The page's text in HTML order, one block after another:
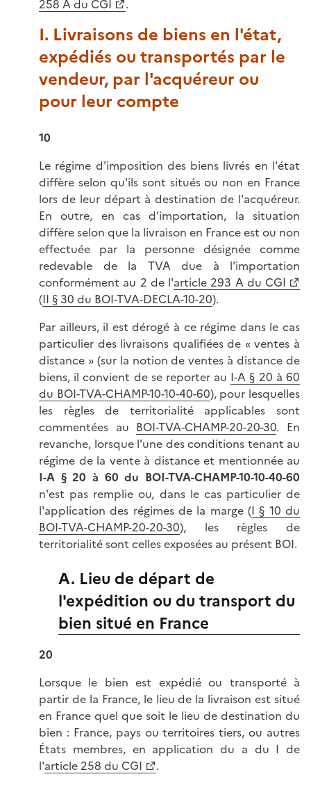
258 A du CGI .
I. Livraisons de biens en l'état,
expédiés ou transportés par le
vendeur, par l'acquéreur ou
pour leur compte
10
Le régime d'imposition des biens livrés en l'état
diffère selon qu'ils sont situés ou non en France
lors de leur départ à destination de l'acquéreur.
En outre, en cas d'importation, la situation
diffère selon que la livraison en France est ou non
effectuée par la personne désignée comme
redevable de la TVA due à l'importation
conformément au 2 de l'article 293 A du CGI
(II § 30 du BOI-TVA-DECLA-10-20).
Par ailleurs, il est dérogé à ce régime dans le cas
particulier des livraisons qualifiées de « ventes à
distance » (sur la notion de ventes à distance de
biens, il convient de se reporter au I-A § 20 à 60
du BOI-TVA-CHAMP-10-10-40-60), pour lesquelles
les règles de territorialité applicables sont
commentées au BOI-TVA-CHAMP-20-20-30. En
revanche, lorsque l'une des conditions tenant au
régime de la vente à distance et mentionnée au
I-A § 20 à 60 du BOI-TVA-CHAMP-10-10-40-60
n'est pas remplie ou, dans le cas particulier de
l'application des régimes de la marge (I § 10 du
BOI-TVA-CHAMP-20-20-30), les règles de
territorialité sont celles exposées au présent BOI.
A. Lieu de départ de
l'expédition ou du transport du
bien situé en France
20
Lorsque le bien est expédié ou transporté à
partir de la France, le lieu de la livraison est situé
en France quel que soit le lieu de destination du
bien : France, pays ou territoires tiers, ou autres
États membres, en application du a du I de
l'article 258 du CGI
.